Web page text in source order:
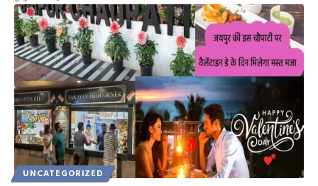
UNCATEGORIZED